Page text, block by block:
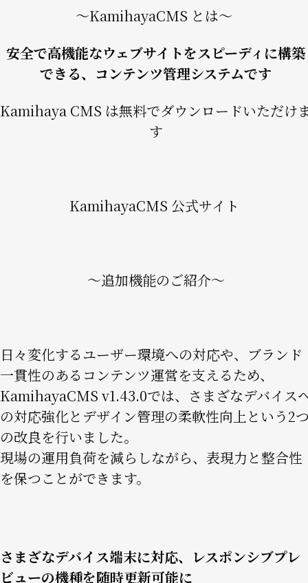
〜KamihayaCMS とは〜
安全で高機能なウェブサイトをスピーディに構築
できる、コンテンツ管理システムです
Kamihaya CMS は無料でダウンロードいただけ
す
KamihayaCMS 公式サイト
〜追加機能のご紹介〜
日々変化するユーザー環境への対応や、ブランド
一貫性のあるコンテンツ運営を支えるため、
KamihayaCMS v1.43.0では、さまざなデバイス
の対応強化とデザイン管理の柔軟性向上という2
の改良を行いました。
現場の運用負荷を減らしながら、表現力と整合性
を保つことができます。
さまざなデバイス端末に対応、レスポンシブプレ
ビューの機種を随時更新可能に